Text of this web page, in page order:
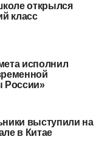
открылся
класс
исполнил
России»
выступили на
в Китае